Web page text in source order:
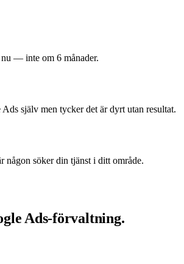
— inte om 6 månader.
själv men tycker det är dyrt utan resultat.
någon söker din tjänst i ditt område.
Ads-förvaltning.